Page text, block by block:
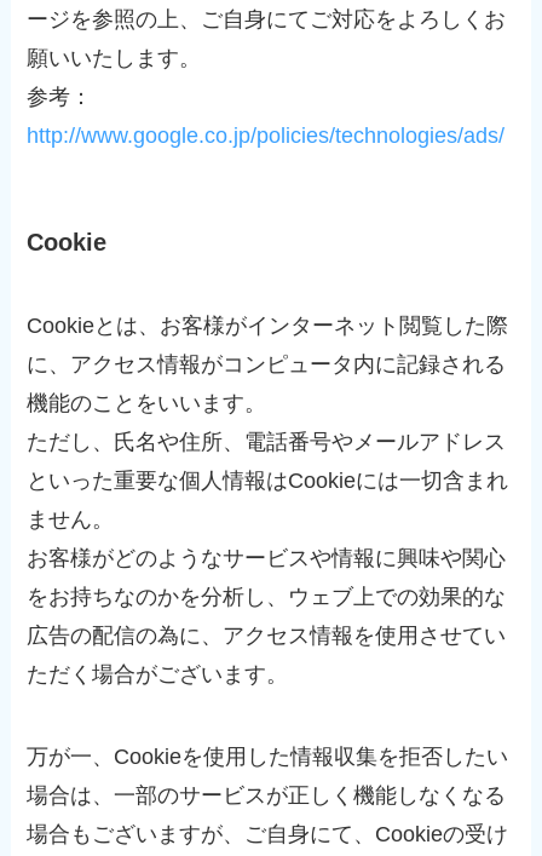
ージを参照の上、ご自身にてご対応をよろしくお
願いいたします。
参考：
http://www.google.co.jp/policies/technologies/ads/
Cookie
Cookieとは、お客様がインターネット閲覧した際
に、アクセス情報がコンピュータ内に記録される
機能のことをいいます。
ただし、氏名や住所、電話番号やメールアドレス
といった重要な個人情報はCookieには一切含まれ
ません。
お客様がどのようなサービスや情報に興味や関心
をお持ちなのかを分析し、ウェブ上での効果的な
広告の配信の為に、アクセス情報を使用させてい
ただく場合がございます。
万が一、Cookieを使用した情報収集を拒否したい
場合は、一部のサービスが正しく機能しなくなる
場合もございますが、ご自身にて、Cookieの受け